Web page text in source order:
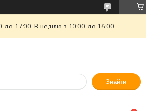
до 17:00. В неділю з 10:00 до 16:00
Знайти